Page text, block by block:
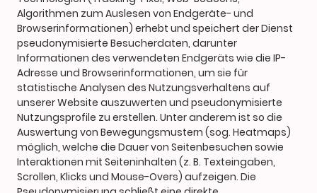
Algorithmen zum Auslesen von Endgeräte- und
Browserinformationen) erhebt und speichert der Dienst
pseudonymisierte Besucherdaten, darunter
Informationen des verwendeten Endgeräts wie die IP-
Adresse und Browserinformationen, um sie für
statistische Analysen des Nutzungsverhaltens auf
unserer Website auszuwerten und pseudonymisierte
Nutzungsprofile zu erstellen. Unter anderem ist so die
Auswertung von Bewegungsmustern (sog. Heatmaps)
möglich, welche die Dauer von Seitenbesuchen sowie
Interaktionen mit Seiteninhalten (z. B. Texteingaben,
Scrollen, Klicks und Mouse-Overs) aufzeigen. Die